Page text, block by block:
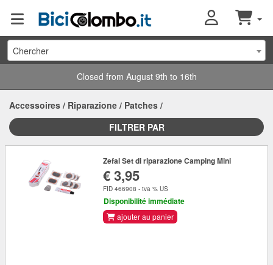
Chercher
Closed from August 9th to 16th
Accessoires / Riparazione / Patches /
FILTRER PAR
Zefal Set di riparazione Camping Mini
€ 3,95
FID 466908 - tva % US
Disponibilité immédiate
ajouter au panier